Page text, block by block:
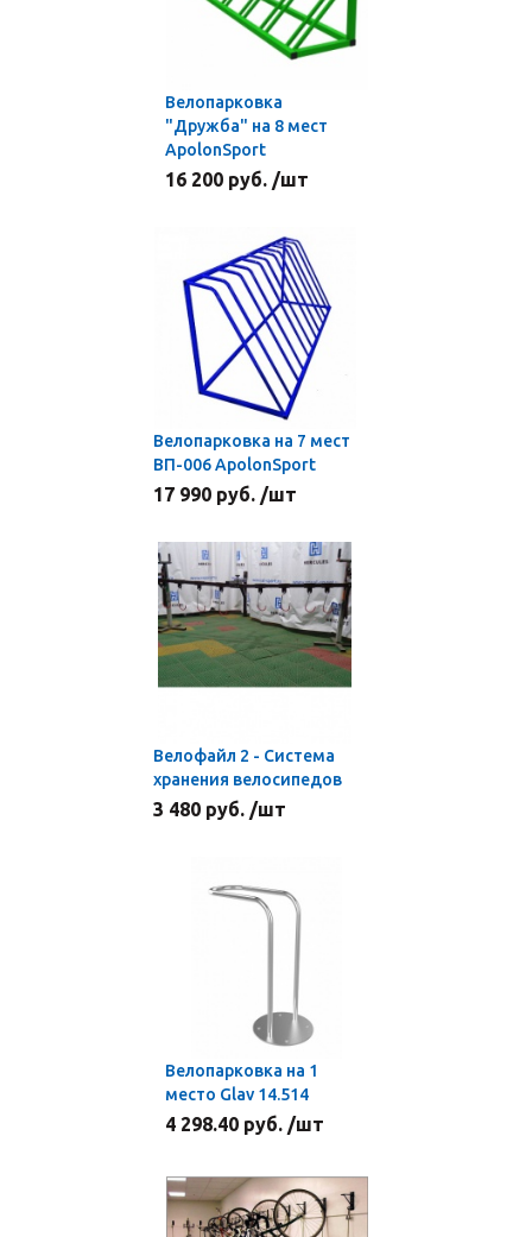
Велопарковка
"Дружба" на 8 мест
ApolonSport
16 200 руб. /шт
Велопарковка на 7 мест
ВП-006 ApolonSport
17 990 руб. /шт
Велофайл 2 - Система
хранения велосипедов
3 480 руб. /шт
Велопарковка на 1
место Glav 14.514
4 298.40 руб. /шт